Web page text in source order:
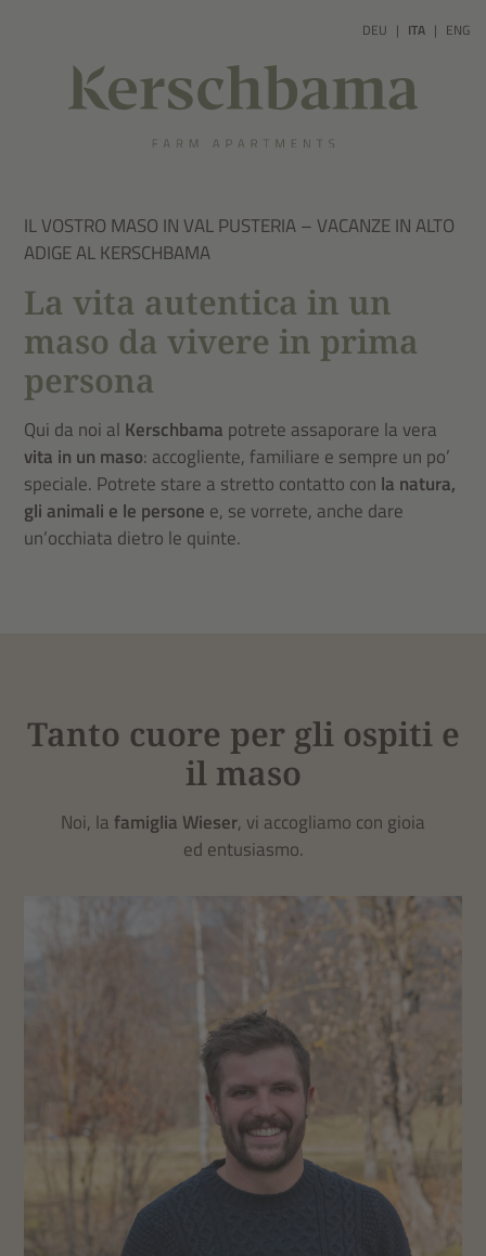
DEU ITA ENG
IL VOSTRO MASO IN VAL PUSTERIA – VACANZE IN ALTO
ADIGE AL KERSCHBAMA
La vita autentica in un
maso da vivere in prima
persona
Qui da noi al Kerschbama potrete assaporare la vera
vita in un maso: accogliente, familiare e sempre un po’
speciale. Potrete stare a stretto contatto con la natura,
gli animali e le persone e, se vorrete, anche dare
un’occhiata dietro le quinte.
Tanto cuore per gli ospiti e
il maso
Noi, lafamiglia Wieser, vi accogliamo con gioia
ed entusiasmo.